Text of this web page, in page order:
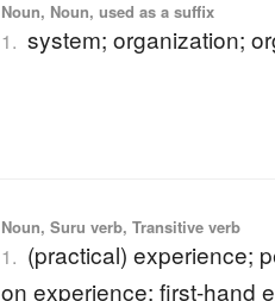
Noun, Noun, used as a suffix
1. system; organization;
Noun, Suru verb, Transitive verb
1. (practical) experience;
on experience; first-hand